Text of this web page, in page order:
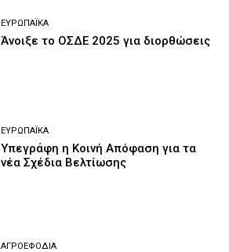
ΕΥΡΩΠΑΪΚΆ
Άνοιξε το ΟΣΔΕ 2025 για διορθώσεις
ΕΥΡΩΠΑΪΚΆ
Υπεγράφη η Κοινή Απόφαση για τα
νέα Σχέδια Βελτίωσης
ΑΓΡΟΕΦΌΔΙΑ